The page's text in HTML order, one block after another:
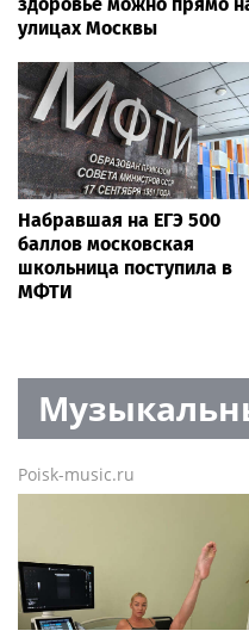
здоровье можно прямо
улицах Москвы
Набравшая на ЕГЭ 500
баллов московская
школьница поступила в
МФТИ
Poisk-music.ru